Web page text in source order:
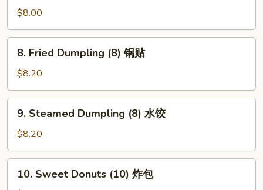
Shrimp
(5)
大
$8.00
Fried
Dumpling
(8)
锅
8. Fried Dumpling (8) 锅贴
$8.20
Steamed
Dumpling
(8)
水
9. Steamed Dumpling (8) 水饺
$8.20
Sweet
10. Sweet Donuts (10) 炸包